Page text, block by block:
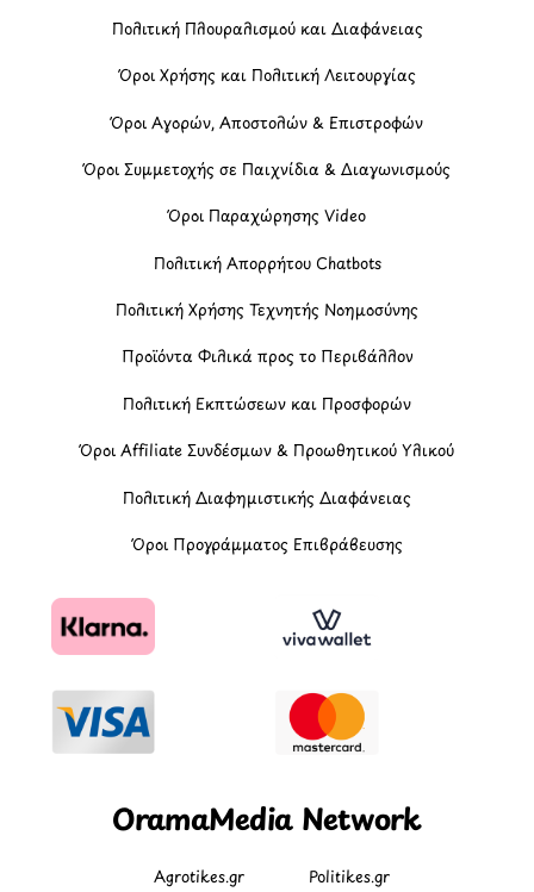
Πολιτική Πλουραλισμού και Διαφάνειας
Όροι Χρήσης και Πολιτική Λειτουργίας
Όροι Αγορών, Αποστολών & Επιστροφών
Όροι Συμμετοχής σε Παιχνίδια & Διαγωνισμούς
Όροι Παραχώρησης Video
Πολιτική Απορρήτου Chatbots
Πολιτική Χρήσης Τεχνητής Νοημοσύνης
Προϊόντα Φιλικά προς το Περιβάλλον
Πολιτική Εκπτώσεων και Προσφορών
Όροι Affiliate Συνδέσμων & Προωθητικού Υλικού
Πολιτική Διαφημιστικής Διαφάνειας
Όροι Προγράμματος Επιβράβευσης
OramaMedia Network
Agrotikes.gr Politikes.gr